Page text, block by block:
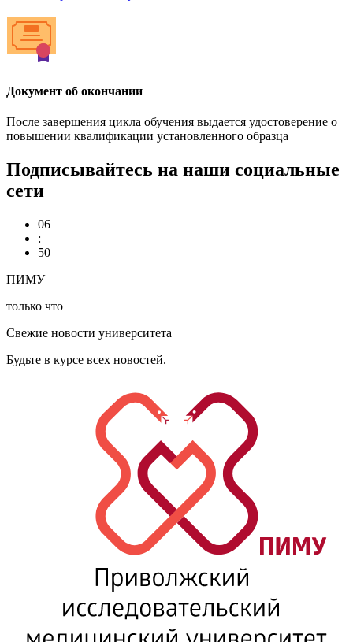
Документ об окончании
После завершения цикла обучения выдается удостоверение о
повышении квалификации установленного образца
Подписывайтесь на наши социальные
сети
06
:
50
ПИМУ
только что
Свежие новости университета
Будьте в курсе всех новостей.